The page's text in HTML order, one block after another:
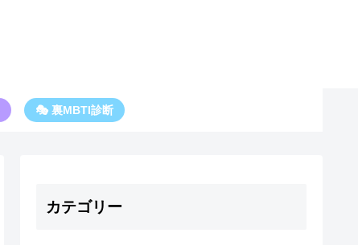
🎭 裏MBTI診断
カテゴリー